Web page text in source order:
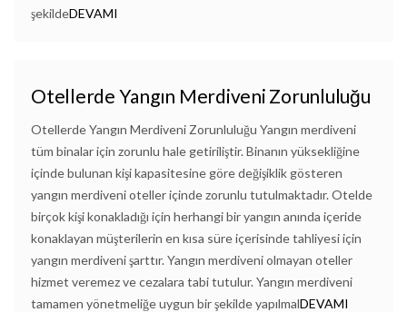
şekildeDEVAMI
Otellerde Yangın Merdiveni Zorunluluğu
Otellerde Yangın Merdiveni Zorunluluğu Yangın merdiveni
tüm binalar için zorunlu hale getiriliştir. Binanın yüksekliğine
içinde bulunan kişi kapasitesine göre değişiklik gösteren
yangın merdiveni oteller içinde zorunlu tutulmaktadır. Otelde
birçok kişi konakladığı için herhangi bir yangın anında içeride
konaklayan müşterilerin en kısa süre içerisinde tahliyesi için
yangın merdiveni şarttır. Yangın merdiveni olmayan oteller
hizmet veremez ve cezalara tabi tutulur. Yangın merdiveni
tamamen yönetmeliğe uygun bir şekilde yapılmalDEVAMI